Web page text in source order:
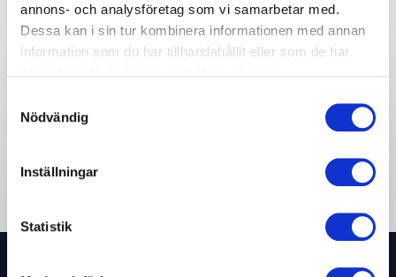
annons- och analysföretag som vi samarbetar med.
Dessa kan i sin tur kombinera informationen med annan
information som du har tillhandahållit eller som de har
Nödvändig
Inställningar
Statistik
Skicka en förfrågan på Fanny
Widman